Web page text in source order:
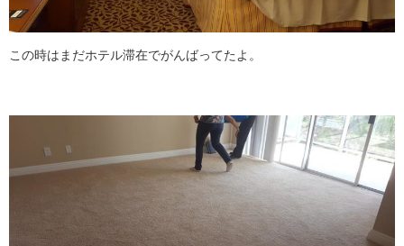
この時はまだホテル滞在でがんばってたよ。